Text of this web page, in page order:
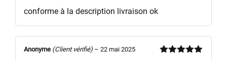
conforme à la description livraison ok
Anonyme (Client vérifié) – 22 mai 2025